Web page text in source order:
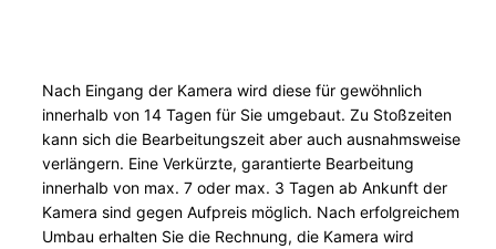
Nach Eingang der Kamera wird diese für gewöhnlich
innerhalb von 14 Tagen für Sie umgebaut. Zu Stoßzeiten
kann sich die Bearbeitungszeit aber auch ausnahmsweise
verlängern. Eine Verkürzte, garantierte Bearbeitung
innerhalb von max. 7 oder max. 3 Tagen ab Ankunft der
Kamera sind gegen Aufpreis möglich. Nach erfolgreichem
Umbau erhalten Sie die Rechnung, die Kamera wird